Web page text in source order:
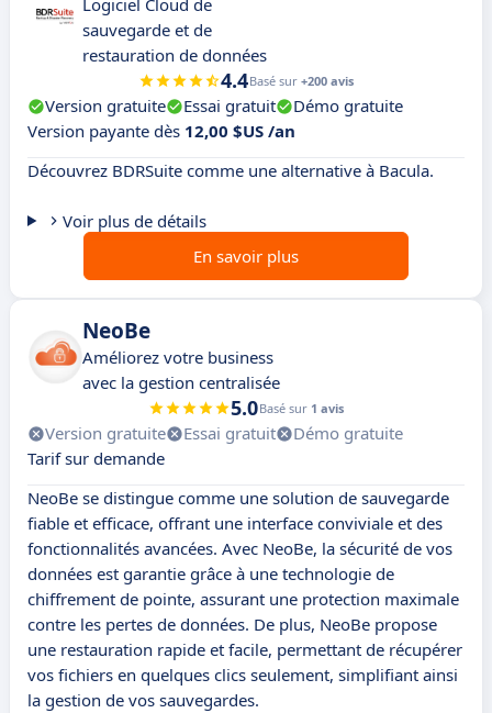
Logiciel Cloud de
sauvegarde et de
restauration de données
4.4Basé sur +200 avis
Version gratuite Essai gratuit
Démo gratuite
Version payante dès 12,00 $US /an
Découvrez BDRSuite comme une alternative à Bacula.
Voir plus de détails
En savoir plus
NeoBe
Améliorez votre business
avec la gestion centralisée
5.0Basé sur 1 avis
Version gratuite Essai gratuit
Démo gratuite
Tarif sur demande
NeoBe se distingue comme une solution de sauvegarde
fiable et efficace, offrant une interface conviviale et des
fonctionnalités avancées. Avec NeoBe, la sécurité de vos
données est garantie grâce à une technologie de
chiffrement de pointe, assurant une protection maximale
contre les pertes de données. De plus, NeoBe propose
une restauration rapide et facile, permettant de récupérer
vos fichiers en quelques clics seulement, simplifiant ainsi
la gestion de vos sauvegardes.